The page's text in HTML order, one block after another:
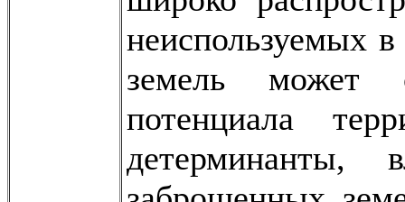
неиспользуемых
земель может
потенциала